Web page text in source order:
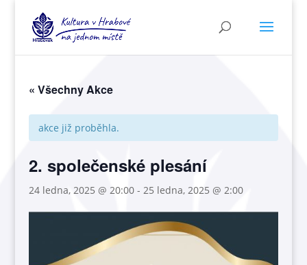
« Všechny Akce
akce již proběhla.
2. společenské plesání
24 ledna, 2025 @ 20:00 -25 ledna, 2025 @ 2:00